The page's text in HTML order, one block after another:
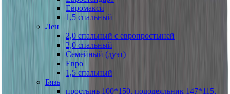
Евромакси
1,5 спальный
Лен
2,0 спальный с европростыней
2,0 спальный
Семейный (дуэт)
Евро
1,5 спальный
Бязь
простынь 100*150, пододеяльник 147*115,